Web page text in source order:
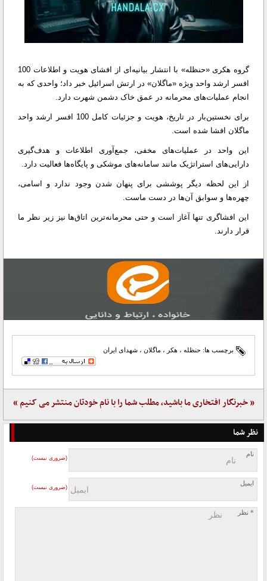
گروه هکری «حنظله» با انتشار بیانیه‌ای از افشای هویت و اطلاعات 100
افسر ارشد واحد ویژه «ماگلان» در ارتش اسرائیل خبر داد؛ واحدی که به
انجام عملیات‌های محرمانه در عمق خاک دشمن شهرت دارد.
برای نخستین‌بار در تاریخ، هویت و جزئیات کامل 100 افسر ارشد واحد
ماگلان افشا شده است.
این واحد در عملیات‌های مخفی، جمع‌آوری اطلاعات و هدف‌گیری
دارایی‌های استراتژیک مانند سامانه‌های موشکی و پایگاه‌ها فعالیت دارد.
از این لحظه دیگر پوششی برای پنهان شدن وجود ندارد و اسامی،
چهره‌ها و سوابق آن‌ها در دست ماست.
این افشاگری تنها آغاز است و حتی محرمانه‌ترین اتاق‌ها نیز زیر نظر ما
قرار دارند.
برچسب ها: حنظله ، هکر ، ماگلان ، شهدای ایران
« خبرنگار افتخاری ما باشید، مطلب شما را با نام خودتان منتشر می کنیم »
نظر شما
نام
(ضروری نیست)
ایمیل
(ضروری نیست)
* نظر